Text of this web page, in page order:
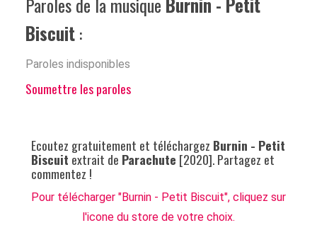
Biscuit:
Paroles indisponibles
Soumettre les paroles
Ecoutez gratuitement et téléchargez Burnin - Petit
Biscuit extrait de Parachute [2020]. Partagez et
commentez !
Pour télécharger "Burnin - Petit Biscuit", cliquez sur
l'icone du store de votre choix.